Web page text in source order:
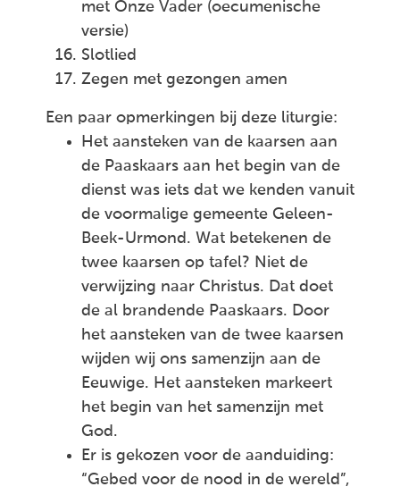
met Onze Vader (oecumenische
versie)
Slotlied
Zegen met gezongen amen
Een paar opmerkingen bij deze liturgie:
Het aansteken van de kaarsen aan
de Paaskaars aan het begin van de
dienst was iets dat we kenden vanuit
de voormalige gemeente Geleen-
Beek-Urmond. Wat betekenen de
twee kaarsen op tafel? Niet de
verwijzing naar Christus. Dat doet
de al brandende Paaskaars. Door
het aansteken van de twee kaarsen
wijden wij ons samenzijn aan de
Eeuwige. Het aansteken markeert
het begin van het samenzijn met
God.
Er is gekozen voor de aanduiding:
“Gebed voor de nood in de wereld”,